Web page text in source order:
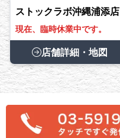
ストックラボ沖縄浦添店
現在、臨時休業中です。
店舗詳細・地図